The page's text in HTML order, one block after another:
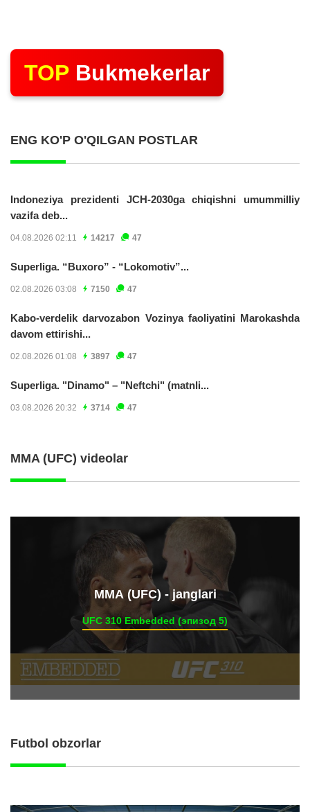
TOP Bukmekerlar
ENG KO'P O'QILGAN POSTLAR
Indoneziya prezidenti JCH-2030ga chiqishni umummilliy
vazifa deb...
04.08.2026 02:11 14217 47
Superliga. “Buxoro” - “Lokomotiv”...
02.08.2026 03:08 7150 47
Kabo-verdelik darvozabon Vozinya faoliyatini Marokashda
davom ettirishi...
02.08.2026 01:08 3897 47
Superliga. "Dinamo" – "Neftchi" (matnli...
03.08.2026 20:32 3714 47
MMA (UFC) videolar
ММА (UFC) - janglari
UFC 310 Embedded (эпизод 5)
Futbol obzorlar